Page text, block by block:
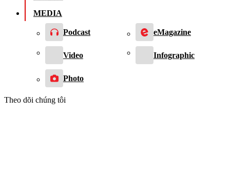
MEDIA
Podcast eMagazine
Video Infographic
Photo
Theo dõi chúng tôi